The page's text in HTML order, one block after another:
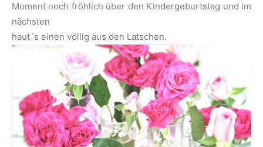
Moment noch fröhlich über den Kindergeburtstag und im
nächsten
haut´s einen völlig aus den Latschen.